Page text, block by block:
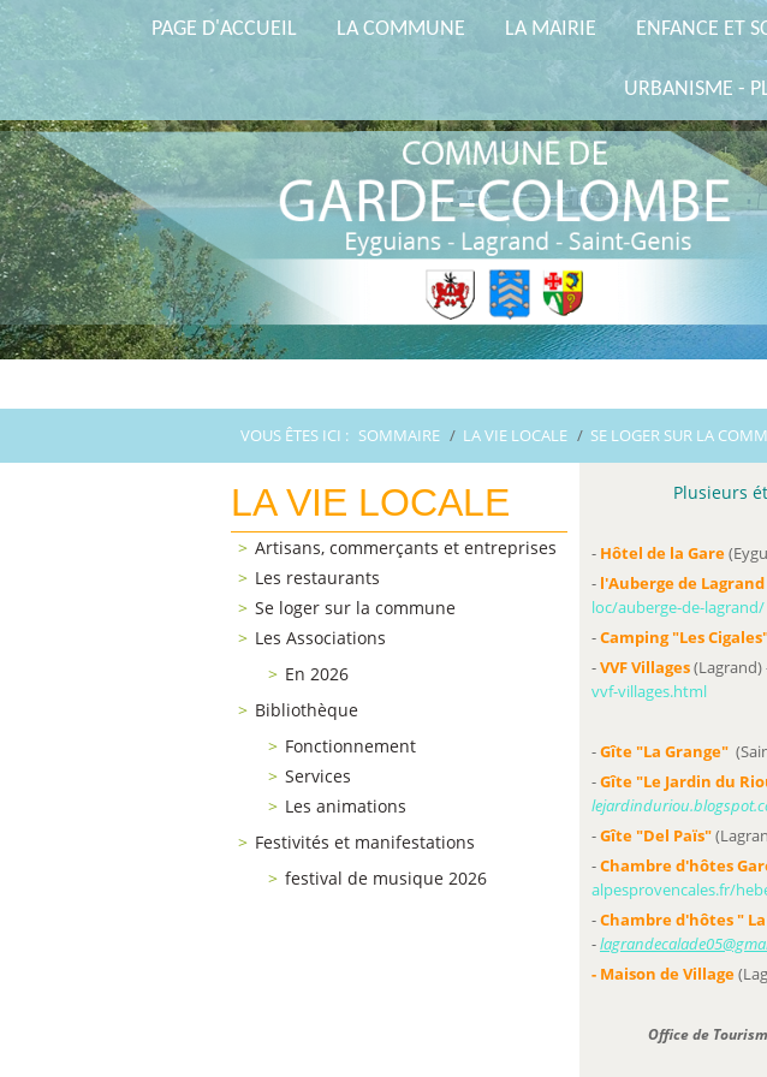
PAGE D'ACCUEIL LA COMMUNE LA MAIRIE ENFANCE ET
URBANISME -
VOUS ÊTES ICI : SOMMAIRE / LA VIE LOCALE / SE LOGER SUR LA
LA VIE LOCALE
Artisans, commerçants et entreprises
Les restaurants
Se loger sur la commune
Les Associations
En 2026
Bibliothèque
Fonctionnement
Services
Les animations
Festivités et manifestations
festival de musique 2026
Plusieurs
- Hôtel de la Gare
- l'Auberge de Lagrand
loc/auberge-de-lagrand/
-Camping "Les
-VVF Villages(Lagrand)
vvf-villages.html
-Gîte "La Grange"
-Gîte "Le Jardin du
-Gîte "Del Païs"
-Chambre d'hôtes
alpesprovencales.fr/
-Chambre d'hôtes "
-
- Maison de Village
Office de